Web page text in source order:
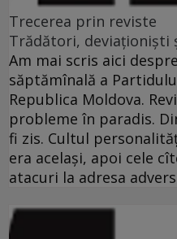
Trecerea prin reviste
Trădători, deviaţionişti
Am mai scris aici
săptămînală a
Republica Moldova.
probleme în paradis.
fi zis. Cultul
era acelaşi, apoi cele
atacuri la adresa